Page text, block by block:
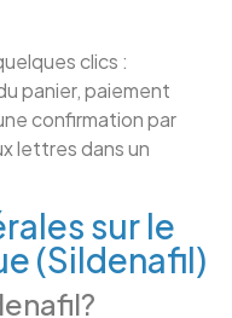
clics :
panier, paiement
confirmation par
lettres dans un
sur le
(Sildenafil)